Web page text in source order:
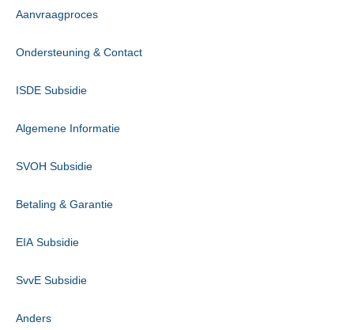
Aanvraagproces
Ondersteuning & Contact
ISDE Subsidie
Algemene Informatie
SVOH Subsidie
Betaling & Garantie
EIA Subsidie
SvvE Subsidie
Anders